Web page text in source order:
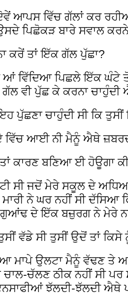
ਆਪਸ ਵਿੱਚ ਗੱਲਾਂ ਕਰ ਰਹੀਆਂ
ਪਿਛੋਕੜ ਬਾਰੇ ਸਵਾਲ
ਕਰੇਂ ਤਾਂ ਇੱਕ ਗੱਲ ਪੁੱਛਾ?
ਆਂ ਵਿੱਦਿਆ ਪਿਛਲੇ ਇੱਕ ਘੰਟੇ
ਵੀ ਪੁੱਛ ਕੇ ਕਰਨਾ ਚਾਹੁੰਦੀ
ਪੁੱਛਣਾ ਚਾਹੁੰਦੀ ਸੀ ਕਿ
ਵਿੱਚ ਆਈ ਨੀ ਮੈਨੂੰ ਐਥੇ
ਤਾਂ ਕਾਰਣ ਬਣਿਆ ਈ ਹੋਊਗਾ
ਸੀ ਜਦੋਂ ਮੇਰੇ ਸਕੂਲ ਦੇ
ਮਾਰੀ ਨੇ ਘਰ ਨਹੀਂ ਸੀ ਦੱਸਿਆ
ਦੇ ਇੱਕ ਬਜ਼ੁਰਗ ਨੇ ਮੇਰੇ
ਤੁਸੀਂ ਵੱਡੇ ਸੀ ਤੁਸੀਂ ਉਦੋਂ ਤਾਂ
ਮਾਪੇ ਉਲਟਾ ਮੈਨੂੰ ਵੱਢਣ ਤੇ
ਚਾਲ-ਚੱਲਣ ਠੀਕ ਨਹੀਂ ਸੀ
ਝੱਲਦੀ-ਝੱਲਦੀ